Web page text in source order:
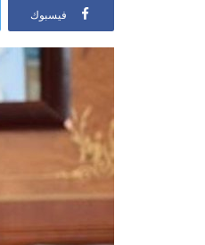
فيسبوك